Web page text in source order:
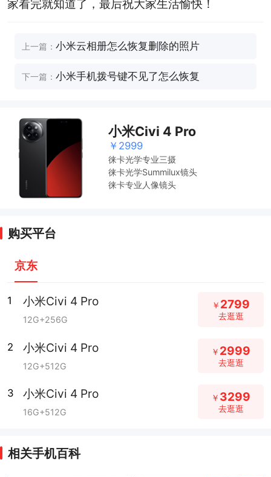
家看完就知道了，最后祝大家生活愉快！
上一篇： 小米云相册怎么恢复删除的照片
下一篇： 小米手机拨号键不见了怎么恢复
小米Civi 4 Pro
￥2999
徕卡光学专业三摄
徕卡光学Summilux镜头
徕卡专业人像镜头
购买平台
京东
1 小米Civi 4 Pro
12G+256G
￥ 2799
去逛逛
2 小米Civi 4 Pro
12G+512G
￥ 2999
去逛逛
3 小米Civi 4 Pro
16G+512G
￥ 3299
去逛逛
相关手机百科